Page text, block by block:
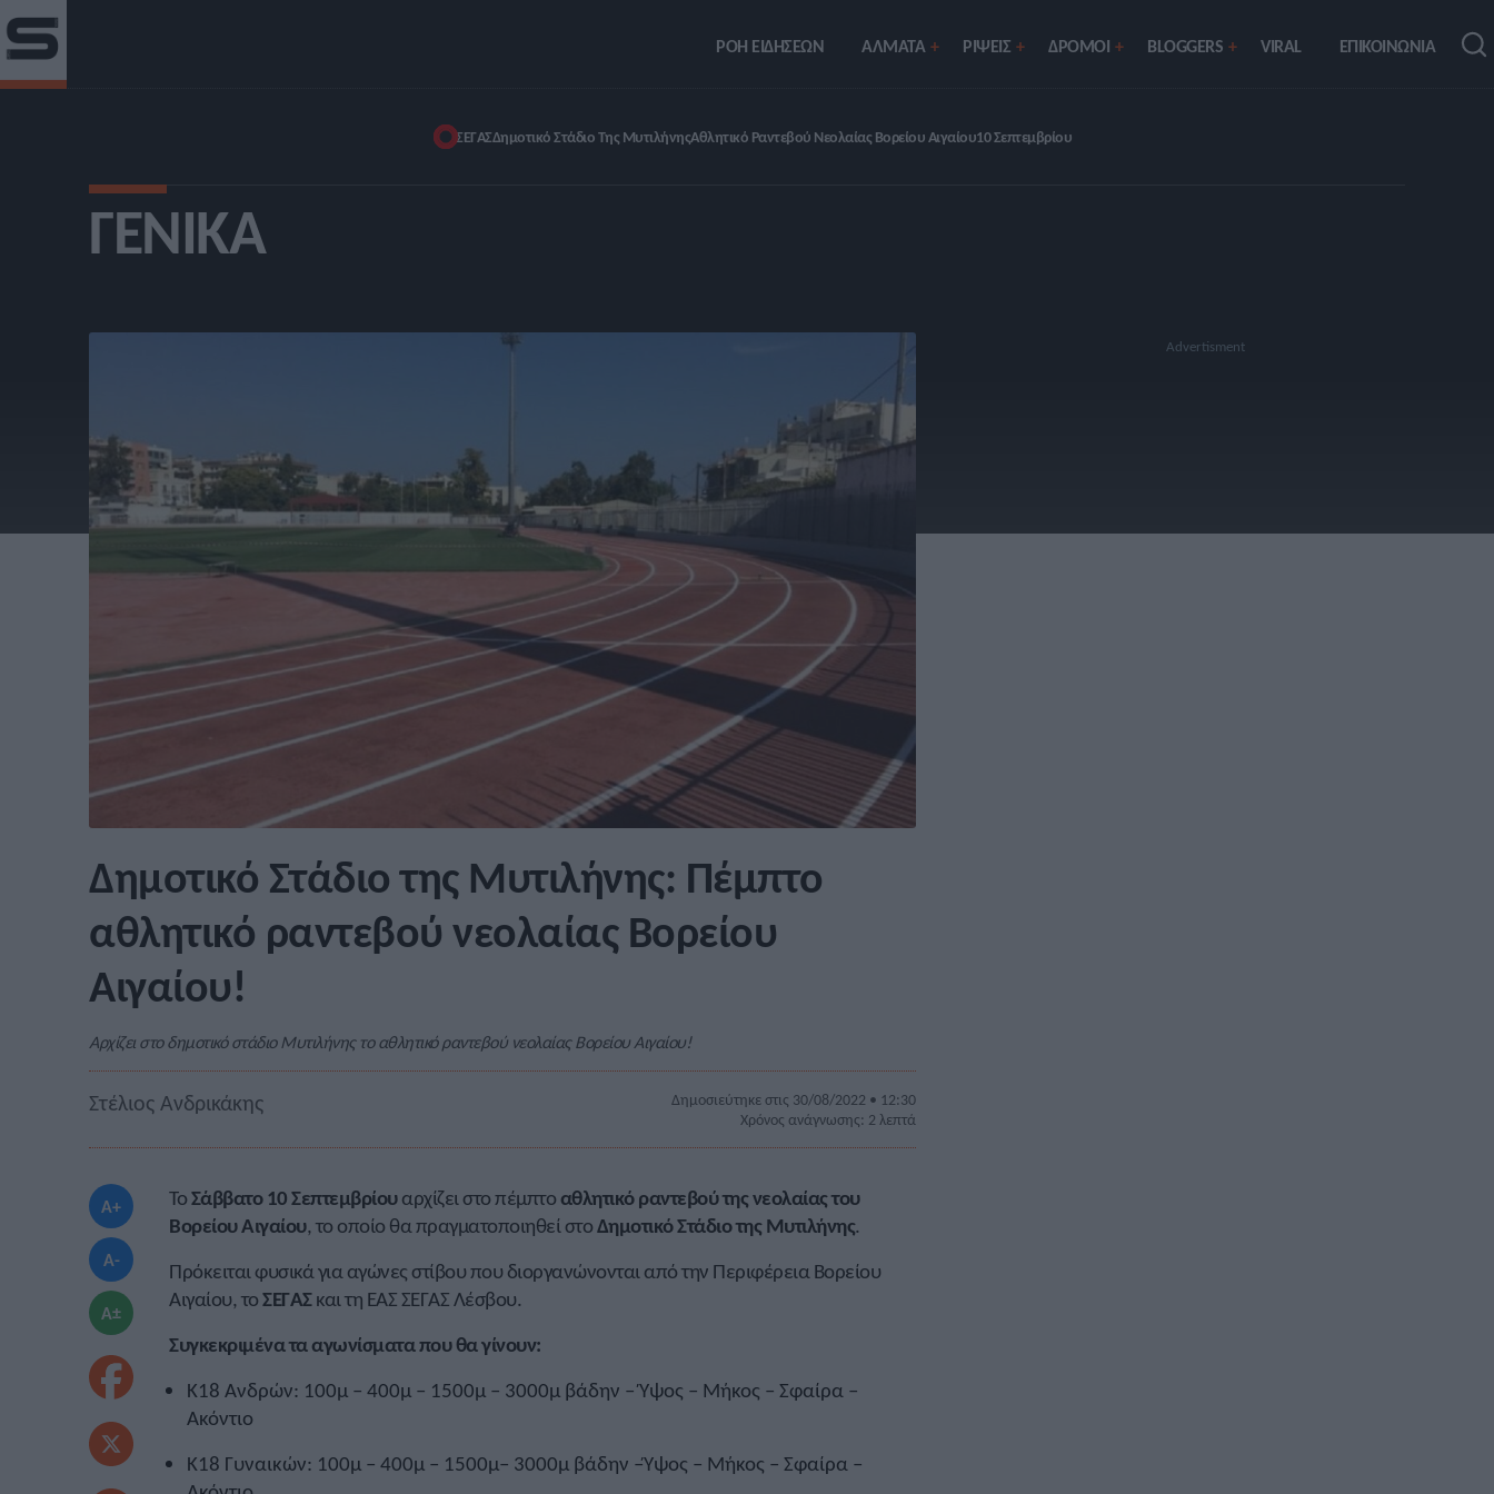
ΡΟΗ ΕΙΔΗΣΕΩΝ ΑΛΜΑΤΑ ΡIΨΕΙΣ ΔΡΟΜΟΙ BLOGGERS VIRAL ΕΠΙΚΟΙΝΩΝΙΑ
ΣΕΓΑΣΔημοτικό Στάδιο Της ΜυτιλήνηςΑθλητικό Ραντεβού Νεολαίας Βορείου Αιγαίου10 Σεπτεμβρίου
ΓΕΝΙΚΆ
Δημοτικό Στάδιο της Μυτιλήνης: Πέμπτο
αθλητικό ραντεβού νεολαίας Βορείου
Αιγαίου!
Αρχίζει στο δημοτικό στάδιο Μυτιλήνης το αθλητικό ραντεβού νεολαίας Βορείου Αιγαίου!
Στέλιος Ανδρικάκης
Δημοσιεύτηκε στις 30/08/2022 • 12:30
Χρόνος ανάγνωσης: 2 λεπτά
A+
A-
A±
ΤοΣάββατο10 Σεπτεμβρίουαρχίζει στο πέμπτο αθλητικό ραντεβού της νεολαίας του
Βορείου Αιγαίου, το οποίο θα πραγματοποιηθεί στοΔημοτικό Στάδιο της Μυτιλήνης.
Πρόκειται φυσικά για αγώνες στίβου που διοργανώνονται από την Περιφέρεια Βορείου
Αιγαίου, τοΣΕΓΑΣκαι τη ΕΑΣ ΣΕΓΑΣ Λέσβου.
Συγκεκριμένα τα αγωνίσματα που θα γίνουν:
Κ18 Ανδρών: 100μ – 400μ – 1500μ – 3000μ βάδην – Ύψος – Μήκος – Σφαίρα –
Ακόντιο
Κ18 Γυναικών: 100μ – 400μ – 1500μ– 3000μ βάδην –Ύψος – Μήκος – Σφαίρα –